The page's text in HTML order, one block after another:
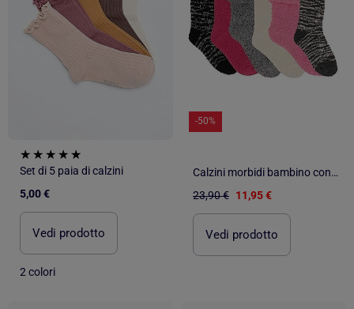
Set di 5 paia di calzini
5,00 €
Vedi prodotto
2 colori
-50%
Calzini morbidi bambino confezione da 6
23,90 € 11,95 €
Vedi prodotto